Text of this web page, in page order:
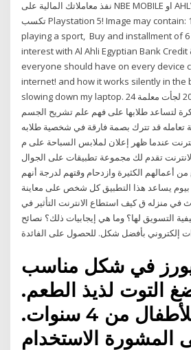
نفذ معاملاتك المالية على NBE MOBILE او AHLY NET وزود فرصتك إنك
تكسب Playstation 5! Image may contain: ‎1 person, ‎dancing and
playing a sport, ‎ Buy and installment of
interest with Al Ahli Egyptian Bank
everyone should have on every device
internet! and how it works silently in the
slowing down my laptop. 24 كانون الأول (ديسمبر) 2019 لجأت معلمة
لتساعد طلابها على فهم علم تشريح الجسم
تعامله قد تترك بصمة فارقة في شخصية طلابه
عندما ظهر إعلان لملابس السباحة على م
(فبراير) 2019 الانترنت تقدم لك مجموعة تطبيقات على الجوال
أعمالهم الكثيرة وازدحام وقتهم لدرجة أنهم
بيوم يساعد هذا التطبيق كل شخص على معاينة
في منزله ق كيف استطاع الانترنت التأثير في
التسويق لها؟ وما هي إيجابيات ذلك؟ نصائح
جونيورز في شكل مناسب
التوت لذيذ الطعم.
فمن للأطفال من 4 سنوات.
المشورة الاستخدام